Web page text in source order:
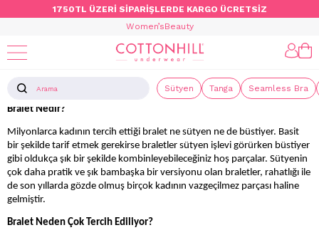
1750TL ÜZERİ SİPARİŞLERDE KARGO ÜCRETSİZ
Women’sBeauty
Sütyen Tanga Seamless Bra
BRALET
Bralet Nedir?
Milyonlarca kadının tercih ettiği bralet ne sütyen ne de büstiyer. Basit
bir şekilde tarif etmek gerekirse braletler sütyen işlevi görürken büstiyer
gibi oldukça şık bir şekilde kombinleyebileceğiniz hoş parçalar. Sütyenin
çok daha pratik ve şık bambaşka bir versiyonu olan braletler, rahatlığı ile
de son yıllarda gözde olmuş birçok kadının vazgeçilmez parçası haline
gelmiştir.
Bralet Neden Çok Tercih Ediliyor?